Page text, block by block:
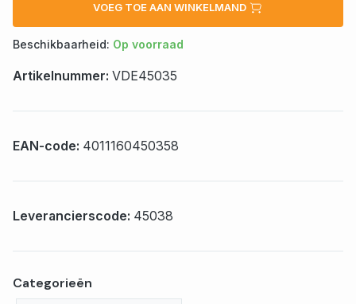
VOEG TOE AAN WINKELMAND
Beschikbaarheid: Op voorraad
Artikelnummer: VDE45035
EAN-code: 4011160450358
Leverancierscode: 45038
Categorieën